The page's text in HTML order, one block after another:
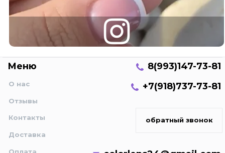
Меню
О нас
Отзывы
Контакты
Доставка
8(993)147-73-81
+7(918)737-73-81
обратный звонок